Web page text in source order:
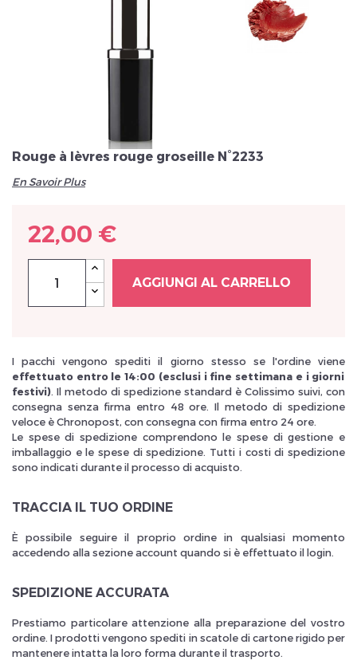
Inscrivez vous et ainsi bénéficier des tarifs professionnel
Rouge à lèvres rouge groseille N°2233
En Savoir Plus
22,00 €
AGGIUNGI AL CARRELLO
I pacchi vengono spediti il giorno stesso se l'ordine viene
effettuato entro le 14:00 (esclusi i fine settimana e i giorni
festivi) . Il metodo di spedizione standard è Colissimo suivi, con
consegna senza firma entro 48 ore. Il metodo di spedizione
veloce è Chronopost, con consegna con firma entro 24 ore.
Le spese di spedizione comprendono le spese di gestione e
imballaggio e le spese di spedizione. Tutti i costi di spedizione
sono indicati durante il processo di acquisto.
TRACCIA IL TUO ORDINE
È possibile seguire il proprio ordine in qualsiasi momento
accedendo alla sezione account quando si è effettuato il login.
SPEDIZIONE ACCURATA
Prestiamo particolare attenzione alla preparazione del vostro
ordine. I prodotti vengono spediti in scatole di cartone rigido per
mantenere intatta la loro forma durante il trasporto.